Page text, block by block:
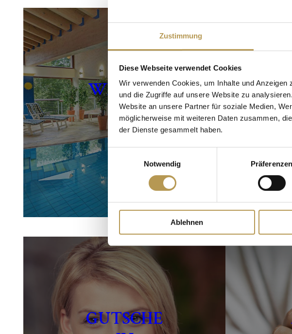
Zustimmung
Diese Webseite verwendet Cookies
Wir verwenden Cookies, um Inhalte und
und die Zugriffe auf unsere Website zu
Website an unsere Partner für soziale Medien,
möglicherweise mit weiteren Daten zusammen,
der Dienste gesammelt haben.
Notwendig
Präferenzen
Ablehnen
WELLNE
SS
GUTSCHE